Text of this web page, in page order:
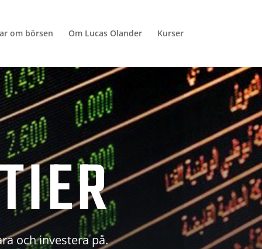
om börsen Om Lucas Olander Kurser
och investera på.